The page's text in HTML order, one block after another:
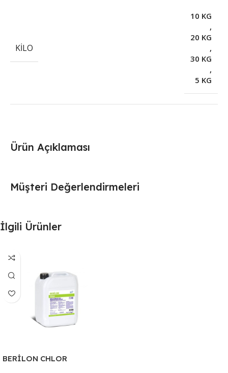
Ürün Açıklaması
KILO
10 KG
,
20 KG
,
30 KG
,
5 KG
Müşteri Değerlendirmeleri
İlgili Ürünler
BERİLON CHLOR